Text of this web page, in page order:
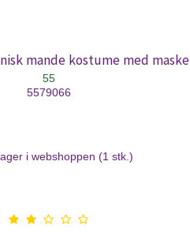
mande kostume med maske
55
5579066
i webshoppen (1 stk.)